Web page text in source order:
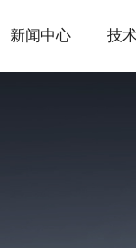
新闻中心 技